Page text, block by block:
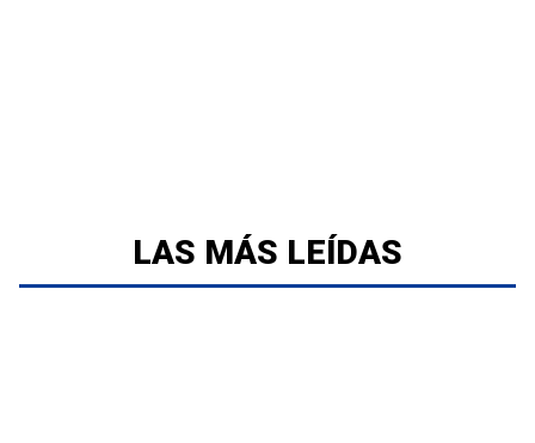
LAS MÁS LEÍDAS